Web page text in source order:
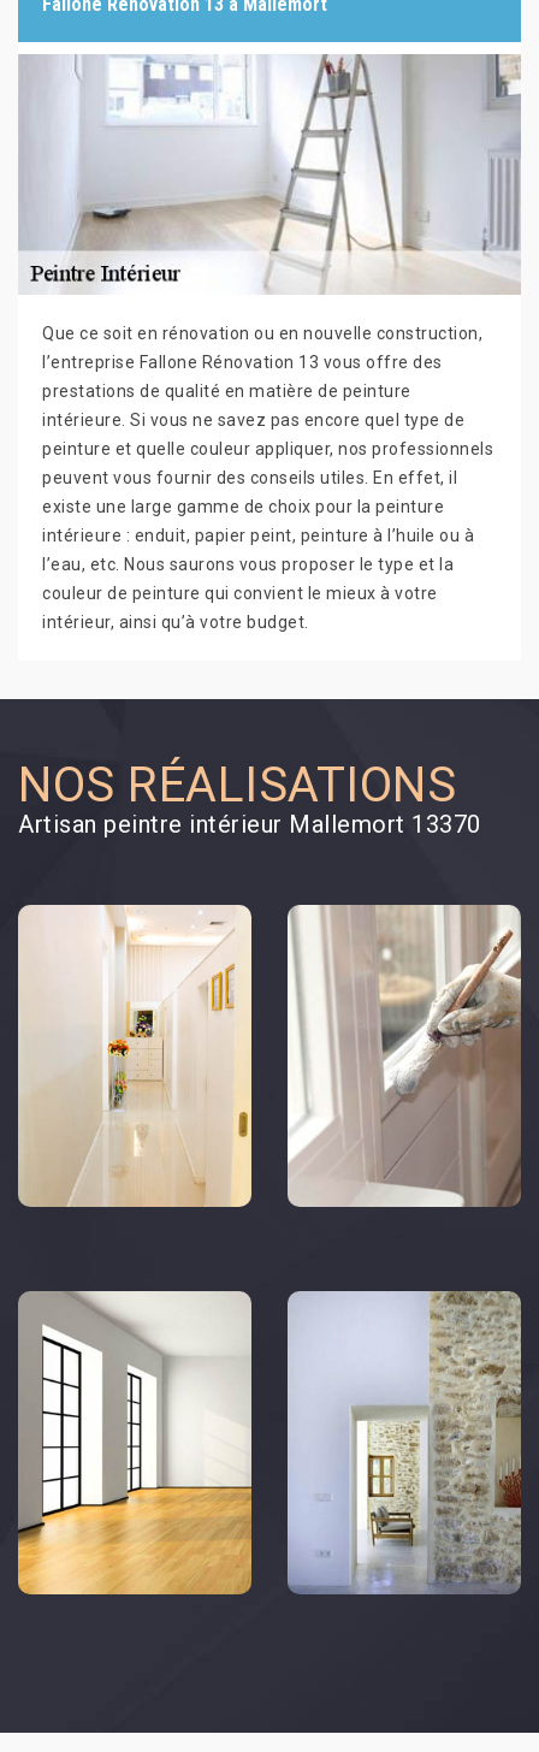
Que ce soit en rénovation ou en nouvelle construction,
l’entreprise Fallone Rénovation 13 vous offre des
prestations de qualité en matière de peinture
intérieure. Si vous ne savez pas encore quel type de
peinture et quelle couleur appliquer, nos professionnels
peuvent vous fournir des conseils utiles. En effet, il
existe une large gamme de choix pour la peinture
intérieure : enduit, papier peint, peinture à l’huile ou à
l’eau, etc. Nous saurons vous proposer le type et la
couleur de peinture qui convient le mieux à votre
intérieur, ainsi qu’à votre budget.
NOS RÉALISATIONS
Artisan peintre intérieur Mallemort 13370